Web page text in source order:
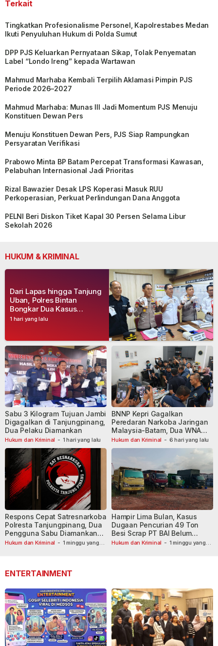
Terkait
Tingkatkan Profesionalisme Personel, Kapolrestabes Medan
Ikuti Penyuluhan Hukum di Polda Sumut
DPP PJS Keluarkan Pernyataan Sikap, Tolak Penyematan
Label “Londo Ireng” kepada Wartawan
Mahmud Marhaba Kembali Terpilih Aklamasi Pimpin PJS
Periode 2026–2027
Mahmud Marhaba: Munas III Jadi Momentum PJS Menuju
Konstituen Dewan Pers
Menuju Konstituen Dewan Pers, PJS Siap Rampungkan
Persyaratan Verifikasi
Prabowo Minta BP Batam Percepat Transformasi Kawasan,
Pelabuhan Internasional Jadi Prioritas
Rizal Bawazier Desak LPS Koperasi Masuk RUU
Perkoperasian, Perkuat Perlindungan Dana Anggota
PELNI Beri Diskon Tiket Kapal 30 Persen Selama Libur
Sekolah 2026
HUKUM & KRIMINAL
1 hari yang lalu
Dari Lapas hingga Tanjung
Uban, Polres Bintan
Bongkar Dua Kasus
Narkoba, Empat Tersangka
Hukum dan Kriminal - 1 hari yang lalu
Sabu 3 Kilogram Tujuan Jambi
Digagalkan di Tanjungpinang,
Dua Pelaku Diamankan
Hukum dan Kriminal - 6 hari yang lalu
BNNP Kepri Gagalkan
Peredaran Narkoba Jaringan
Malaysia-Batam, Dua WNA
Masih Diburu
Hukum dan Kriminal - 1 minggu yang
Respons Cepat Satresnarkoba
Polresta Tanjungpinang, Dua
Pengguna Sabu Diamankan
Usai Dilaporkan ke Call Center
Hukum dan Kriminal - 1 minggu yang
Hampir Lima Bulan, Kasus
Dugaan Pencurian 49 Ton
Besi Scrap PT BAI Belum
Tetapkan Tersangka
ENTERTAINMENT